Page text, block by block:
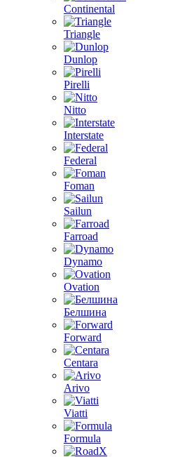
Continental
Triangle
Dunlop
Pirelli
Nitto
Interstate
Federal
Foman
Sailun
Farroad
Dynamo
Ovation
Белшина
Forward
Centara
Arivo
Viatti
Formula